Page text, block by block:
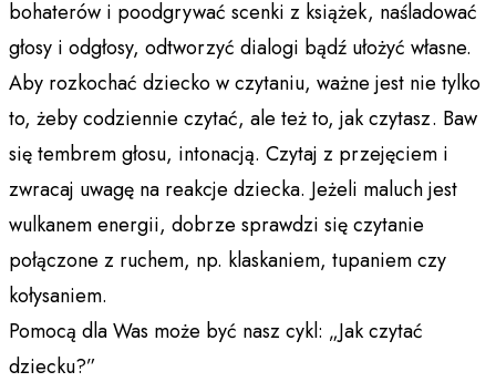
bohaterów i poodgrywać scenki z książek, naśladować
głosy i odgłosy, odtworzyć dialogi bądź ułożyć własne.
Aby rozkochać dziecko w czytaniu, ważne jest nie tylko
to, żeby codziennie czytać, ale też to, jak czytasz. Baw
się tembrem głosu, intonacją. Czytaj z przejęciem i
zwracaj uwagę na reakcje dziecka. Jeżeli maluch jest
wulkanem energii, dobrze sprawdzi się czytanie
połączone z ruchem, np. klaskaniem, tupaniem czy
kołysaniem.
Pomocą dla Was może być nasz cykl: „Jak czytać
dziecku?”